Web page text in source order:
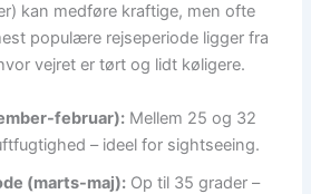
kan medføre kraftige, men ofte
populære rejseperiode ligger fra
vejret er tørt og lidt køligere.
februar): Mellem 25 og 32
– ideel for sightseeing.
(marts-maj): Op til 35 grader –